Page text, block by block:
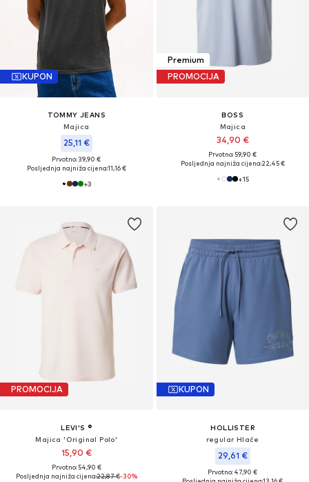
KUPON
TOMMY JEANS
Majica
25,11 €
Prvotno: 39,90 €
Posljednja najniža cijena:11,16 €
+3
Premium
PROMOCIJA
BOSS
Majica
34,90 €
Prvotno: 59,90 €
Posljednja najniža cijena:22,45 €
+15
PROMOCIJA
LEVI'S ®
Majica 'Original Polo'
15,90 €
Prvotno: 54,90 €
Posljednja najniža cijena:22,87 €-30%
KUPON
HOLLISTER
regular Hlače
29,61 €
Prvotno: 47,90 €